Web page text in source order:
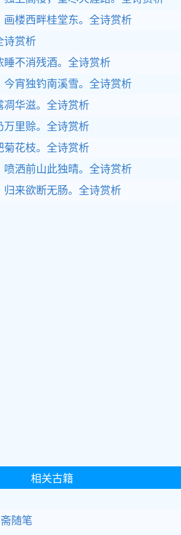
画楼西畔桂堂东。全诗赏析
诗赏析
睡不消残酒。全诗赏析
今宵独钓南溪雪。全诗赏析
凋华滋。全诗赏析
万里赊。全诗赏析
菊花枝。全诗赏析
喷洒前山此独晴。全诗赏析
归来欲断无肠。全诗赏析
相关古籍
随笔